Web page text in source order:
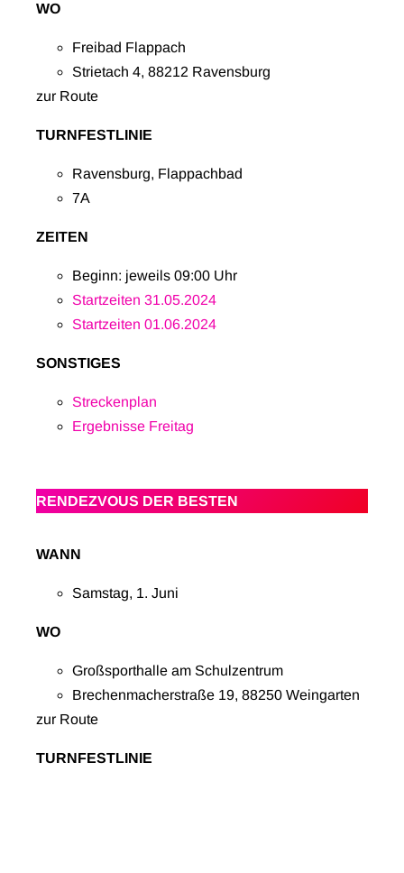
WO
Freibad Flappach
Strietach 4, 88212 Ravensburg
zur Route
TURNFESTLINIE
Ravensburg, Flappachbad
7A
ZEITEN
Beginn: jeweils 09:00 Uhr
Startzeiten 31.05.2024
Startzeiten 01.06.2024
SONSTIGES
Streckenplan
Ergebnisse Freitag
RENDEZVOUS DER BESTEN
WANN
Samstag, 1. Juni
WO
Großsporthalle am Schulzentrum
Brechenmacherstraße 19, 88250 Weingarten
zur Route
TURNFESTLINIE